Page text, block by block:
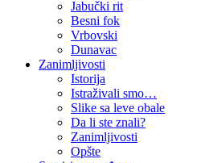
Jabučki rit
Besni fok
Vrbovski
Dunavac
Zanimljivosti
Istorija
Istraživali smo…
Slike sa leve obale
Da li ste znali?
Zanimljivosti
Opšte